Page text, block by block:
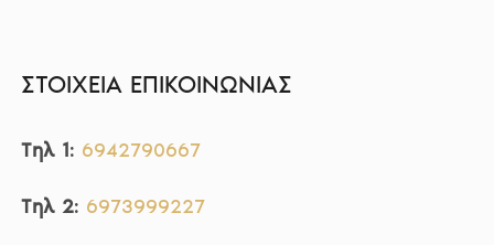
ΣΤΟΙΧΕΙΑ ΕΠΙΚΟΙΝΩΝΙΑΣ
Tηλ 1: 6942790667
Tηλ 2: 6973999227